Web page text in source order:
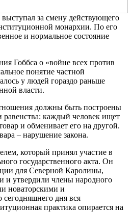
за смену действующего
монархии. По его
и нормальное состояние
Гоббса о «войне всех против
понятие частной
у людей гораздо раньше
власти.
должны быть построены
равенства: каждый человек ищет
и обменивает его на другой.
– нарушение закона.
который принял участие в
государственного акта. Он
для Северной Каролины,
и утвердили члены народного
новаторскими и
дня вся
практика опирается на